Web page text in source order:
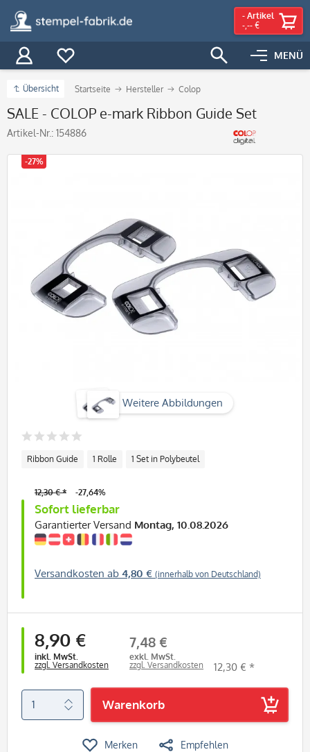
MENÜ
- Artikel
-,-- €
Übersicht Startseite Hersteller Colop
SALE - COLOP e-mark Ribbon Guide Set
Artikel-Nr.: 154886
Weitere Abbildungen
-27%
Ribbon Guide 1 Rolle 1 Set in Polybeutel
Sofort lieferbar
Garantierter Versand Montag, 10.08.2026
Versandkosten ab 4,80 € (innerhalb von Deutschland)
12,30 € * -27,64%
8,90 €
inkl. MwSt.
zzgl. Versandkosten
7,48 €
exkl. MwSt.
zzgl. Versandkosten
12,30 € *
Warenkorb
Merken Empfehlen